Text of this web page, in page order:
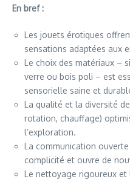
En bref :
Les jouets érotiques
sensations adaptées aux
Le choix des matériaux –
verre ou bois poli – est
sensorielle saine et
La qualité et la diversité
rotation, chauffage)
l’exploration.
La communication
complicité et ouvre de
Le nettoyage rigoureux